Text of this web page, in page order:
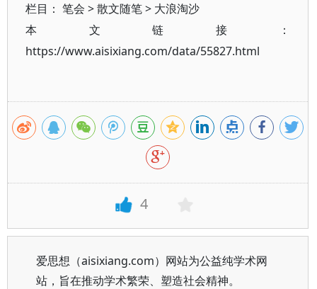
栏目： 笔会 >散文随笔> 大浪淘沙
本文链接：
https://www.aisixiang.com/data/55827.html
4
爱思想（aisixiang.com）网站为公益纯学术网
站，旨在推动学术繁荣、塑造社会精神。